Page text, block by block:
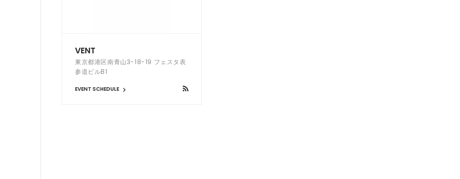
VENT
東京都港区南青山3-18-19 フェスタ表
参道ビルB1
EVENT SCHEDULE